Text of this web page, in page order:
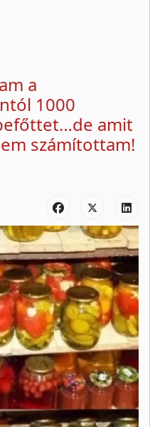
a
1000
amit
számítottam!